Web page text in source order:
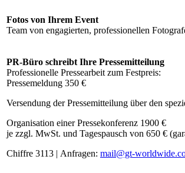
Fotos von Ihrem Event
Team von engagierten, professionellen
PR-Büro schreibt Ihre Pressemitteilung
Professionelle Pressearbeit zum Festpreis:
Pressemeldung 350 €
Versendung der Pressemitteilung über den
Organisation einer Pressekonferenz 1900 €
je zzgl. MwSt. und Tagespausch von 650 €
Chiffre 3113 | Anfragen: mail@gt-